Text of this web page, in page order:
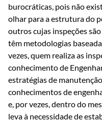
burocráticas, pois não
olhar para a estrutura do
outros cujas inspeções
têm metodologias
vezes, quem realiza as
conhecimento de
estratégias de
conhecimentos de
e, por vezes, dentro do
leva à necessidade de